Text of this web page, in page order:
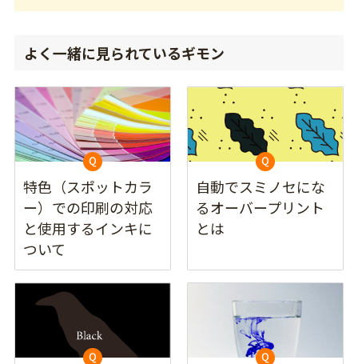
よく一緒に見られているギモン
特色（スポットカラ
ー）での印刷の対応
と使用するインキに
ついて
自動でスミノセにな
るオーバープリント
とは